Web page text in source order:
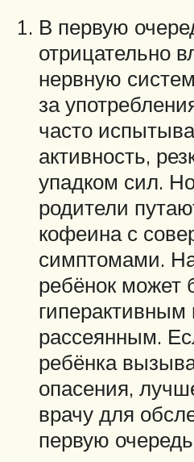
В первую
отрицательно
нервную
за
часто
активность,
упадком сил.
родители
кофеина с
симптомами.
ребёнок может
гиперактивным
рассеянным.
ребёнка
опасения,
врачу для
первую